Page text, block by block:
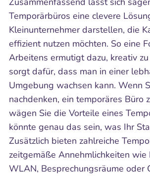
Temporärbüros eine clevere
Kleinunternehmer darstellen, die
effizient nutzen möchten. So eine
Arbeitens ermutigt dazu, kreativ
sorgt dafür, dass man in einer
Umgebung wachsen kann. Wenn
nachdenken, ein temporäres Büro
wägen Sie die Vorteile eines
könnte genau das sein, was Ihr
Zusätzlich bieten zahlreiche
zeitgemäße Annehmlichkeiten
WLAN, Besprechungsräume oder